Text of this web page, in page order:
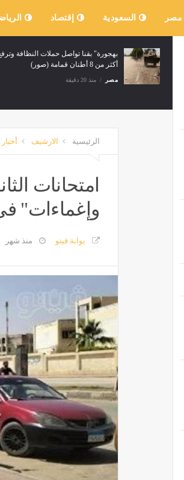
مصر السعودية إقتصاد
متسابق من ذوى الهمم يبهر لجنة الحكام
خلال تصفيات دولة التلاوة بالإسماعيلية
(فيديو)
الرئيسية الارشيف
وإغماءات"
بوابة فيتو منذ شهر